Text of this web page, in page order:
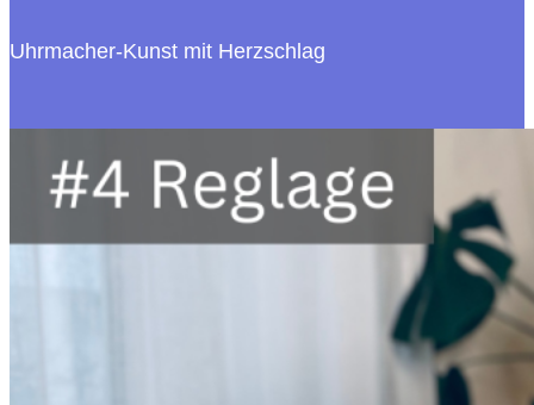
Uhrmacher-Kunst mit Herzschlag